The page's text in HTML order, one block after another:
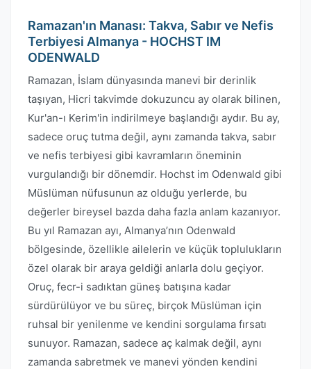
Ramazan'ın Manası: Takva, Sabır ve Nefis
Terbiyesi Almanya - HOCHST IM
ODENWALD
Ramazan, İslam dünyasında manevi bir derinlik
taşıyan, Hicri takvimde dokuzuncu ay olarak bilinen,
Kur'an-ı Kerim'in indirilmeye başlandığı aydır. Bu ay,
sadece oruç tutma değil, aynı zamanda takva, sabır
ve nefis terbiyesi gibi kavramların öneminin
vurgulandığı bir dönemdir. Hochst im Odenwald gibi
Müslüman nüfusunun az olduğu yerlerde, bu
değerler bireysel bazda daha fazla anlam kazanıyor.
Bu yıl Ramazan ayı, Almanya’nın Odenwald
bölgesinde, özellikle ailelerin ve küçük toplulukların
özel olarak bir araya geldiği anlarla dolu geçiyor.
Oruç, fecr-i sadıktan güneş batışına kadar
sürdürülüyor ve bu süreç, birçok Müslüman için
ruhsal bir yenilenme ve kendini sorgulama fırsatı
sunuyor. Ramazan, sadece aç kalmak değil, aynı
zamanda sabretmek ve manevi yönden kendini